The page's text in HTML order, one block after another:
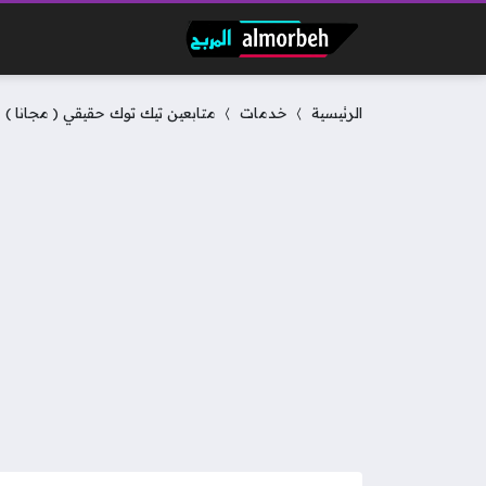
الرئيسية خدمات متابعين تيك توك حقيقي ( مجانا )